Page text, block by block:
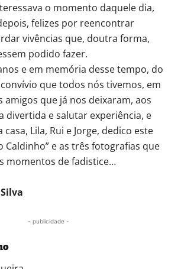
o momento daquele dia,
felizes por reencontrar
vivências que, doutra forma,
podido fazer.
e em memória desse tempo, do
que todos nós tivemos, em
amigos que já nos deixaram, aos
divertida e salutar experiência, e
Lila, Rui e Jorge, dedico este
Caldinho” e as três fotografias que
momentos de fadistice…
- publicidade -